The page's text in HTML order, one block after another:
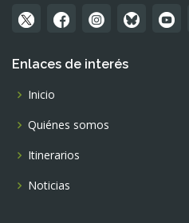
Enlaces de interés
Inicio
Quiénes somos
Itinerarios
Noticias